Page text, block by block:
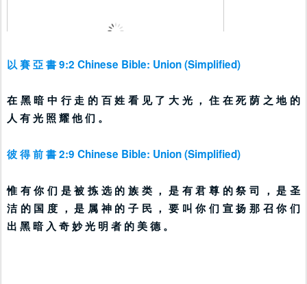
以 賽 亞 書 9:2 Chinese Bible: Union (Simplified)
在 黑 暗 中 行 走 的 百 姓 看 见 了 大 光 ， 住 在 死 荫 之 地 的
人 有 光 照 耀 他 们 。
彼 得 前 書 2:9 Chinese Bible: Union (Simplified)
惟 有 你 们 是 被 拣 选 的 族 类 ， 是 有 君 尊 的 祭 司 ， 是 圣
洁 的 国 度 ， 是 属 神 的 子 民 ， 要 叫 你 们 宣 扬 那 召 你 们
出 黑 暗 入 奇 妙 光 明 者 的 美 德 。